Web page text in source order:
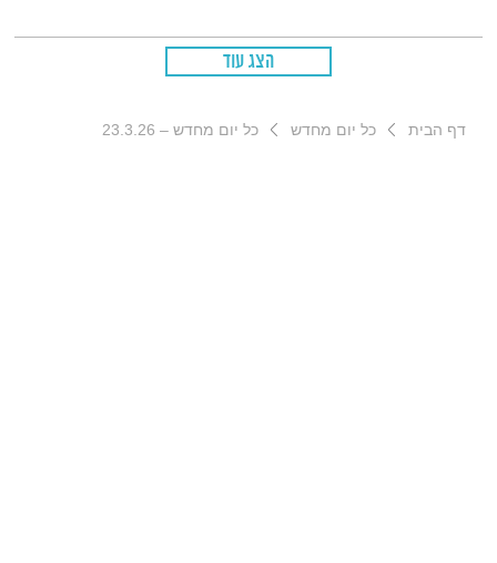
הצג עוד
דף הבית כל יום מחדש כל יום מחדש – 23.3.26